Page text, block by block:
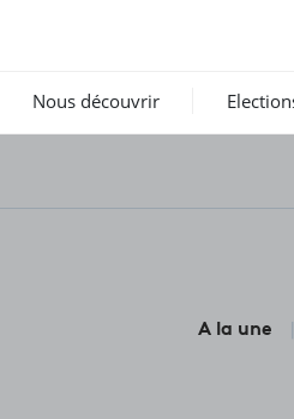
Nous découvrir
A la une